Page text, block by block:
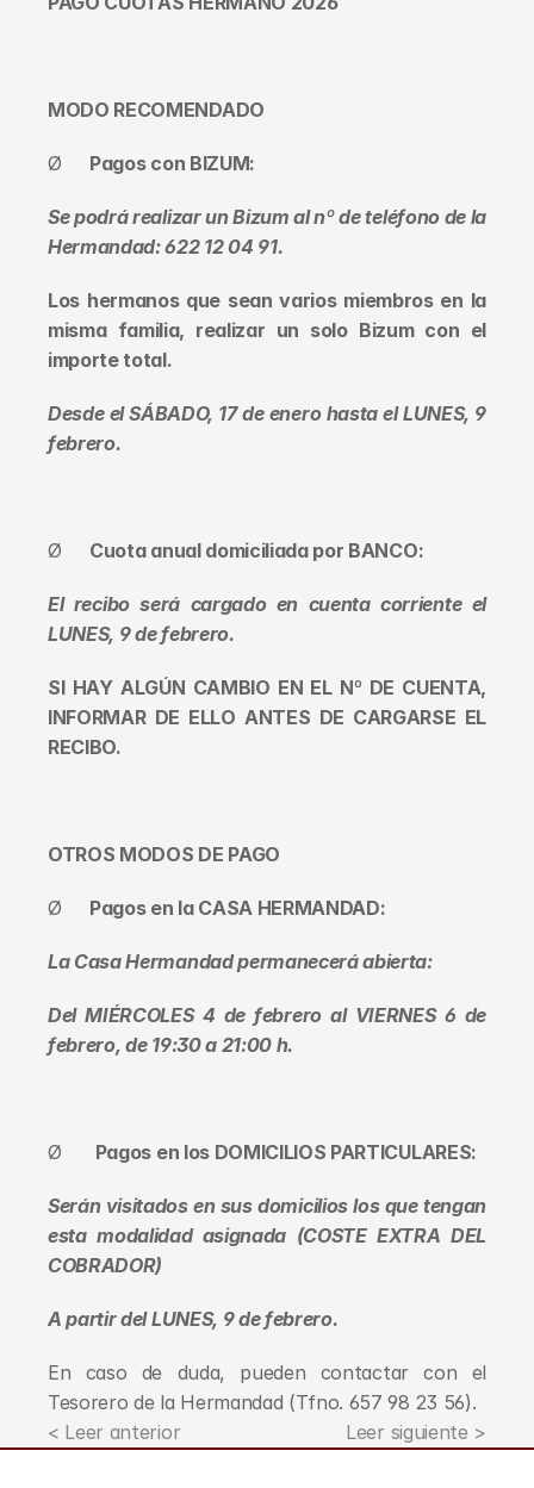
MODO RECOMENDADO
Ø Pagos con BIZUM:
Se podrá realizar un Bizum al nº de teléfono de la
Hermandad: 622 12 04 91.
Los hermanos que sean varios miembros en la
misma familia, realizar un solo Bizum con el
importe total.
Desde el SÁBADO, 17 de enero hasta el LUNES, 9
febrero.
Ø Cuota anual domiciliada por BANCO:
El recibo será cargado en cuenta corriente el
LUNES, 9 de febrero.
SI HAY ALGÚN CAMBIO EN EL Nº DE CUENTA,
INFORMAR DE ELLO ANTES DE CARGARSE EL
RECIBO.
OTROS MODOS DE PAGO
Ø Pagos en la CASA HERMANDAD:
La Casa Hermandad permanecerá abierta:
Del MIÉRCOLES 4 de febrero al VIERNES 6 de
febrero, de 19:30 a 21:00 h.
Ø Pagos en los DOMICILIOS PARTICULARES:
Serán visitados en sus domicilios los que tengan
esta modalidad asignada (COSTE EXTRA DEL
COBRADOR)
A partir del LUNES, 9 de febrero.
En caso de duda, pueden contactar con el
Tesorero de la Hermandad (Tfno. 657 98 23 56).
< Leer anterior
Leer siguiente >